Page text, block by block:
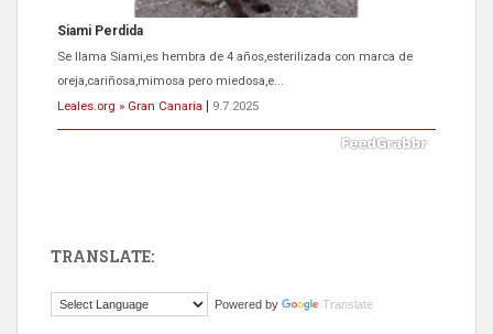
ADOPCIÓN URGENTE GATA TEROR GRAN CANARIA
El ayuntamiento se va a llevar a Los Gatos callejeros de la zona los
próximos días, ella incluida...
Leales.org » Gran Canaria
9.7.2025
Este gato macho ha aparecido en la calle hace menos de un mes,
TRANSLATE:
Powered by Translate